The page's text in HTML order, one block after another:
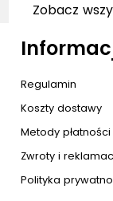
Zobacz
Regulamin
Koszty dostawy
Metody płatności
Zwroty i
Polityka